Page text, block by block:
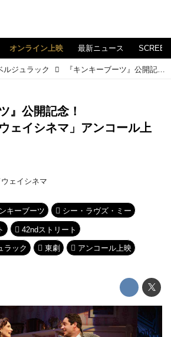
オンライン上映 最新ニュース
ルジュラック 『キンキーブーツ』公開記念！ 「松竹ブロードウェイシネマ」アンコール上映作品決定！！
』公開記念！
ェイシネマ」アンコール上
ェイシネマ
キーブーツ シー・ラヴズ・ミー
42ndストリート
ラック 東劇 アンコール上映